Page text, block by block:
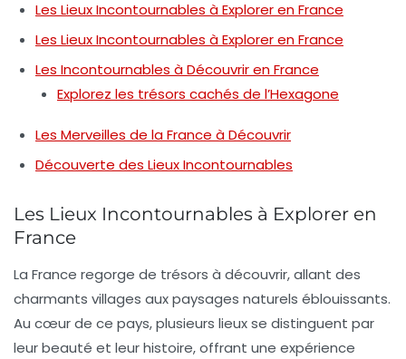
Les Lieux Incontournables à Explorer en France
Les Lieux Incontournables à Explorer en France
Les Incontournables à Découvrir en France
Explorez les trésors cachés de l’Hexagone
Les Merveilles de la France à Découvrir
Découverte des Lieux Incontournables
Les Lieux Incontournables à Explorer en
France
La France regorge de trésors à découvrir, allant des
charmants villages aux paysages naturels éblouissants.
Au cœur de ce pays, plusieurs lieux se distinguent par
leur beauté et leur histoire, offrant une expérience